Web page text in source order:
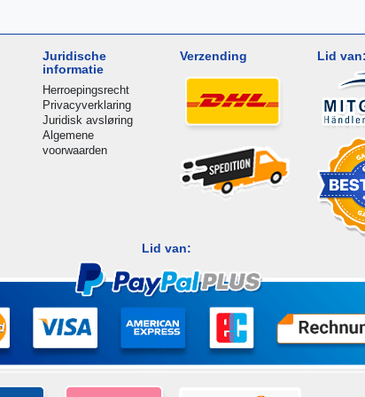
Juridische
informatie
Herroepingsrecht
Privacyverklaring
Juridisk avsløring
Algemene
voorwaarden
Verzending Lid
Lid van: